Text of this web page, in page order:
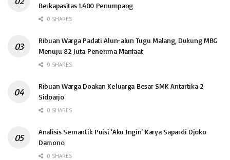
Berkapasitas 1.400 Penumpang
0 SHARES
Ribuan Warga Padati Alun-alun Tugu Malang, Dukung MBG
Menuju 82 Juta Penerima Manfaat
0 SHARES
Ribuan Warga Doakan Keluarga Besar SMK Antartika 2
Sidoarjo
0 SHARES
Analisis Semantik Puisi ‘Aku Ingin’ Karya Sapardi Djoko
Damono
0 SHARES